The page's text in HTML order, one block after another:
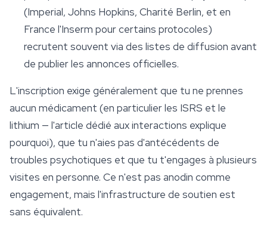
(Imperial, Johns Hopkins, Charité Berlin, et en
France l'Inserm pour certains protocoles)
recrutent souvent via des listes de diffusion avant
de publier les annonces officielles.
L'inscription exige généralement que tu ne prennes
aucun médicament (en particulier les ISRS et le
lithium — l'article dédié aux interactions explique
pourquoi), que tu n'aies pas d'antécédents de
troubles psychotiques et que tu t'engages à plusieurs
visites en personne. Ce n'est pas anodin comme
engagement, mais l'infrastructure de soutien est
sans équivalent.